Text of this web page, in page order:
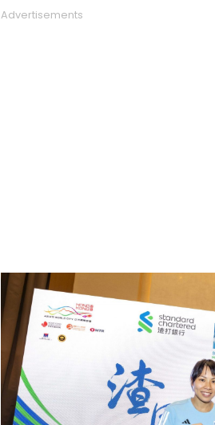
Advertisements